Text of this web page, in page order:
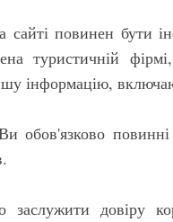
сайті повинен бути
туристичній
інформацію,
обов'язково
довіру